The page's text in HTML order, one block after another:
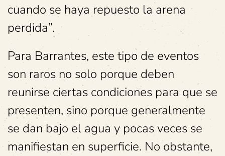
cuando se haya repuesto la arena
perdida”.
Para Barrantes, este tipo de eventos
son raros no solo porque deben
reunirse ciertas condiciones para que se
presenten, sino porque generalmente
se dan bajo el agua y pocas veces se
manifiestan en superficie. No obstante,